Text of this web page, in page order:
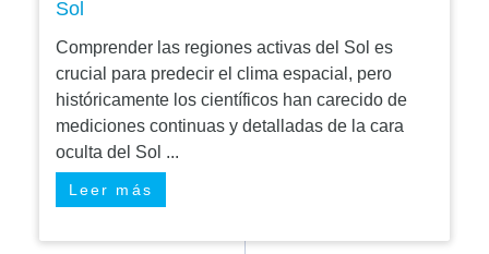
Sol
Comprender las regiones activas del Sol es
crucial para predecir el clima espacial, pero
históricamente los científicos han carecido de
mediciones continuas y detalladas de la cara
oculta del Sol ...
Leer más